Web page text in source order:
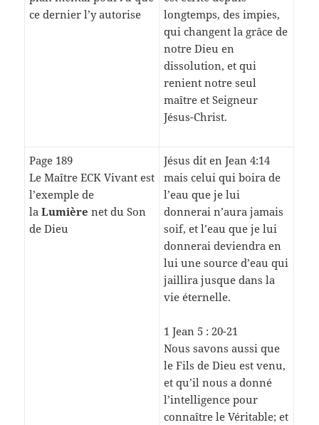
ce dernier l’y autorise
longtemps, des impies,
qui changent la grâce de
notre Dieu en
dissolution, et qui
renient notre seul
maître et Seigneur
Jésus-Christ.
Page 189
Le Maître ECK Vivant est
l’exemple de
laLumière net du Son
de Dieu
Jésus dit en Jean 4:14
mais celui qui boira de
l’eau que je lui
donnerai n’aura jamais
soif, et l’eau que je lui
donnerai deviendra en
lui une source d’eau qui
jaillira jusque dans la
vie éternelle.
1 Jean 5 : 20-21
Nous savons aussi que
le Fils de Dieu est venu,
et qu’il nous a donné
l’intelligence pour
connaître le Véritable; et